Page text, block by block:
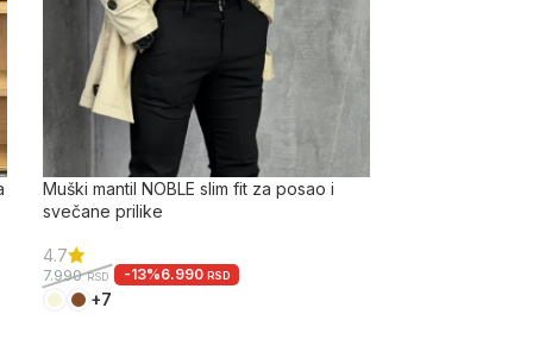
Muški mantil NOBLE slim fit za posao i
svečane prilike
4.7
7.990RSD -13%6.990 RSD
+7